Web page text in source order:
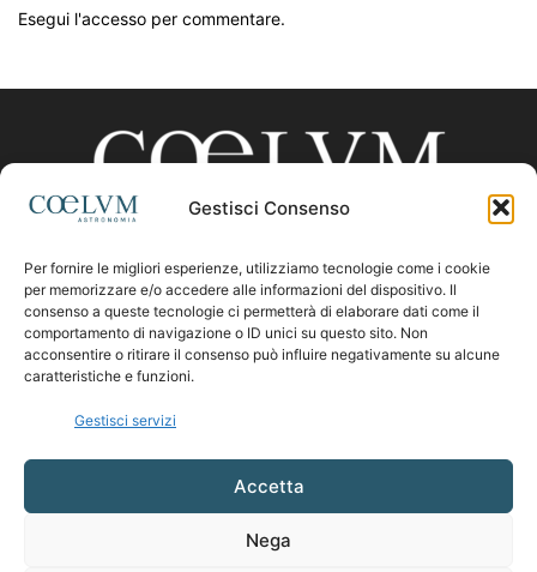
Gestisci Consenso
Per fornire le migliori esperienze, utilizziamo tecnologie come i cookie
per memorizzare e/o accedere alle informazioni del dispositivo. Il
consenso a queste tecnologie ci permetterà di elaborare dati come il
comportamento di navigazione o ID unici su questo sito. Non
acconsentire o ritirare il consenso può influire negativamente su alcune
caratteristiche e funzioni.
Gestisci servizi
Accetta
Nega
Esegui l'accesso per commentare.
CHI SIAMO
Contattaci:coelumastro@coelum.com